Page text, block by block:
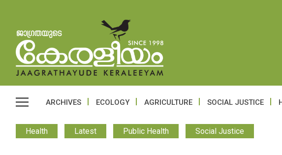
ARCHIVES ECOLOGY AGRICULTURE SOCIAL JUSTICE
Health Latest Public Health Social Justice